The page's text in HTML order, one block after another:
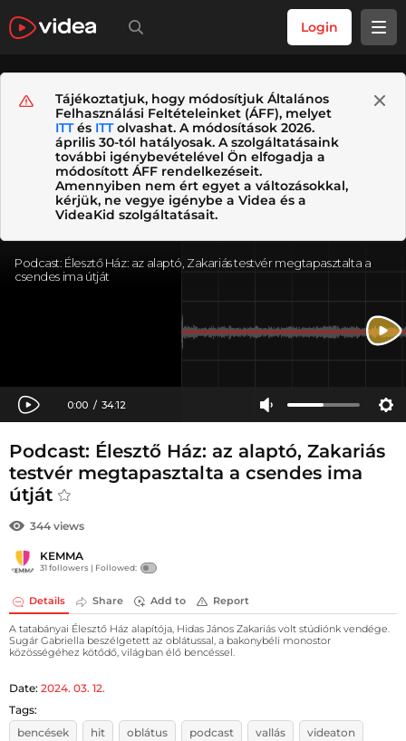
Login
Tájékoztatjuk, hogy módosítjuk Általános
Felhasználási Feltételeinket (ÁFF), melyet
ITTés ITTolvashat. A módosítások 2026.
április 30-tól hatályosak. A szolgáltatásaink
további igénybevételével Ön elfogadja a
módosított ÁFF rendelkezéseit.
Amennyiben nem ért egyet a változásokkal,
kérjük, ne vegye igénybe a Videa és a
VideaKid szolgáltatásait.
Podcast: Élesztő Ház: az alaptó, Zakariás
testvér megtapasztalta a csendes ima
útját
344 views
KEMMA
31 followers | Followed:
Details Share Add to Report
​A tatabányai Élesztő Ház alapítója, Hidas János Zakariás volt stúdiónk vendége.
Sugár Gabriella beszélgetett az oblátussal, a bakonybéli monostor
közösségéhez kötődő, világban élő bencéssel.
Date: 2024. 03. 12.
Tags:
bencések
hit oblátus podcast vallás
videaton